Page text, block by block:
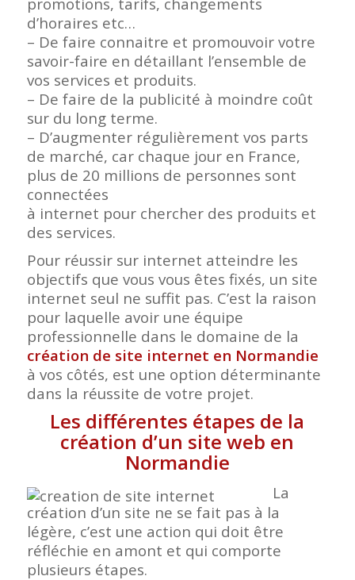
d’horaires etc…
– De faire connaitre et promouvoir votre
savoir-faire en détaillant l’ensemble de
vos services et produits.
– De faire de la publicité à moindre coût
sur du long terme.
– D’augmenter régulièrement vos parts
de marché, car chaque jour en France,
plus de 20 millions de personnes sont
connectées
à internet pour chercher des produits et
des services.
Pour réussir sur internet atteindre les
objectifs que vous vous êtes fixés, un site
internet seul ne suffit pas. C’est la raison
pour laquelle avoir une équipe
professionnelle dans le domaine de la
création de site internet en Normandie
à vos côtés, est une option déterminante
dans la réussite de votre projet.
Les différentes étapes de la
création d’un site web en
Normandie
La
création d’un site ne se fait pas à la
légère, c’est une action qui doit être
réfléchie en amont et qui comporte
plusieurs étapes.